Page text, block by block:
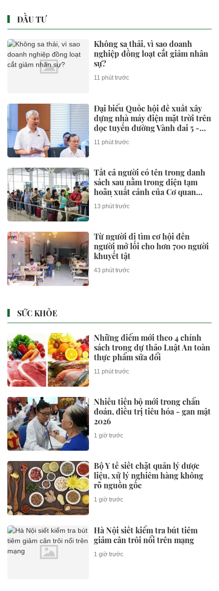
ĐẦU TƯ
Không sa thải, vì sao doanh
nghiệp đồng loạt cắt giảm nhân
sự?
11 phút trước
Đại biểu Quốc hội đề xuất xây
dựng nhà máy điện mặt trời trên
dọc tuyến đường Vành đai 5 -
Vùng Thủ đô Hà Nội
11 phút trước
Tất cả người có tên trong danh
sách sau nằm trong diện tạm
hoãn xuất cảnh của Cơ quan
Thuế
13 phút trước
Từ người đi tìm cơ hội đến
người mở lối cho hơn 700 người
khuyết tật
43 phút trước
SỨC KHỎE
Những điểm mới theo 4 chính
sách trong dự thảo Luật An toàn
thực phẩm sửa đổi
11 phút trước
Nhiều tiến bộ mới trong chẩn
đoán, điều trị tiêu hóa - gan mật
2026
1 giờ trước
Bộ Y tế siết chặt quản lý dược
liệu, xử lý nghiêm hàng không
rõ nguồn gốc
1 giờ trước
Hà Nội siết kiểm tra bút tiêm
giảm cân trôi nổi trên mạng
1 giờ trước